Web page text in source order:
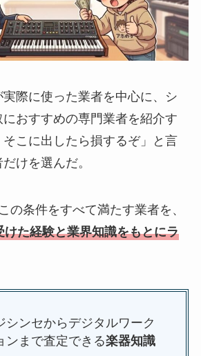
際に使った業者を中心に、シ
おすすめの専門業者を紹介す
こに出したら損するぞ」と言
けを選んだ。
の条件をすべて満たす業者を、
けた経験と業界知識をもとにラ
シンセからデジタルワーク
ンまで査定できる楽器知識